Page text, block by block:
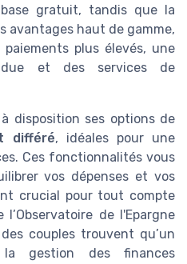
gratuit, tandis que la
avantages haut de gamme,
plus élevés, une
et des services de
disposition ses options de
différé, idéales pour une
Ces fonctionnalités vous
vos dépenses et vos
crucial pour tout compte
de l'Epargne
couples trouvent qu’un
gestion des finances